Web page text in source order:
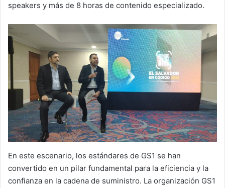
speakers y más de 8 horas de contenido especializado.
En este escenario, los estándares de GS1 se han
convertido en un pilar fundamental para la eficiencia y la
confianza en la cadena de suministro. La organización GS1